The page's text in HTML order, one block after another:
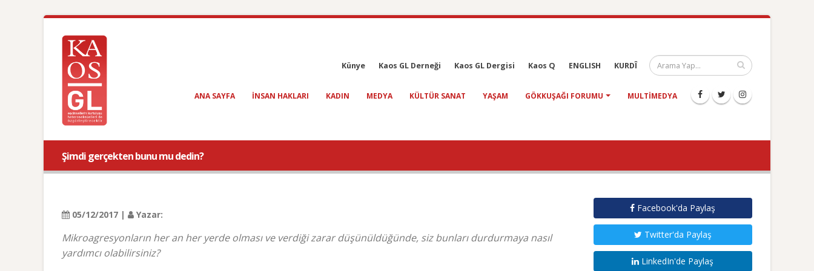
Künye Kaos GL Derneği Kaos GL Dergisi Kaos Q ENGLISH KURDÎ
ANA SAYFA INSAN HAKLARI KADIN MEDYA KÜLTÜR SANAT YAŞAM GÖKKUŞAĞI FORUMU MULTIMEDYA
Şimdi gerçekten bunu mu dedin?
05/12/2017 | Yazar:
Mikroagresyonların her an her yerde olması ve verdiği zarar düşünüldüğünde, siz bunları durdurmaya nasıl
yardımcı olabilirsiniz?
Facebook'da Paylaş
Twitter'da Paylaş
LinkedIn'de Paylaş